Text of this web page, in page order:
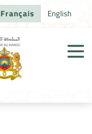
Français English